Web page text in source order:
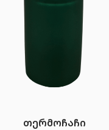
თერმოჩაჩი